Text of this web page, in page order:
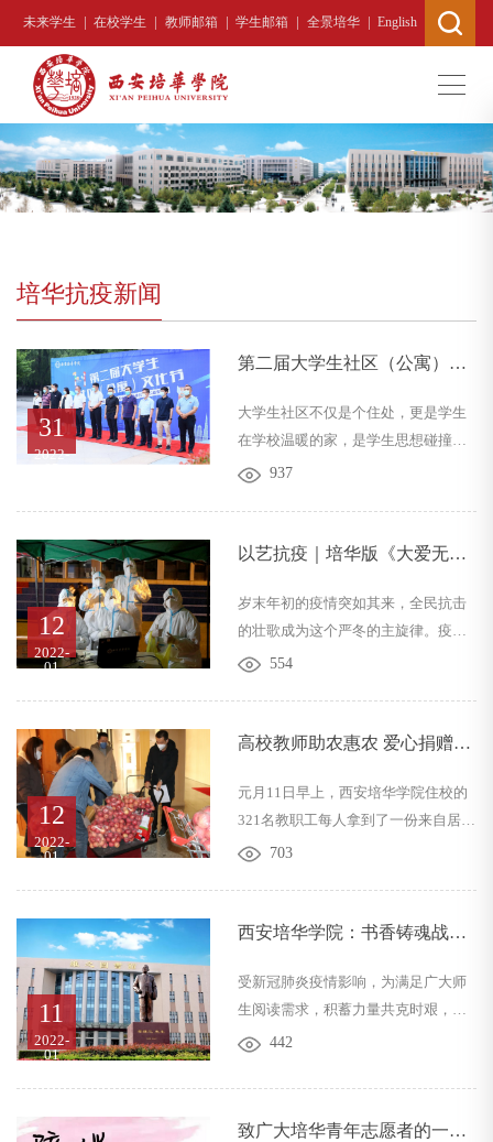
未来学生 | 在校学生 | 教师邮箱 | 学生邮箱 | 全景培华 | English
培华抗疫新闻
当前位置 : 首页 > “培”你一起同心抗疫 > 培华抗疫新闻
31
2022-
第二届大学生社区（公寓）文
大学生社区不仅是个住处，更是学生
在学校温暖的家，是学生思想碰撞、
生活休息、文化和情感交流的重要场
明素质教育的重要平台。为深入推进
公寓文明创建水平，优化社区育人功
能， 5月27日，由学生服务中心主
办，学生社区工作委员会承办的“第二
的主题是...
937
12
2022-
01
以艺抗疫｜培华版《大爱无
岁末年初的疫情突如其来，全民抗击
的壮歌成为这个严冬的主旋律。疫情
暴发以来，医务人员始终坚守，不畏
士进行爱心捐赠出手相助。学校领导
师、后勤等工作人员，全部奋战在校
园疫情防控第一线，他们是默默守护
师生的平凡人，他们是这场没有硝烟
控形势依然严...
554
12
2022-
01
高校教师助农惠农 爱心捐赠暖
元月11日早上，西安培华学院住校的
321名教职工每人拿到了一份来自居家
上网课同事们的助农捐赠产品。年末
蜜无法进入市场，滞销在手中，焦急
力资源管理专业教师江凤香在微信朋
友圈得知这个消息后，考虑到“奋战在
学校抗疫一线的同事们很辛苦，已经
给住校坚...
703
11
2022-
01
​西安培华学院：书香铸魂战疫
受新冠肺炎疫情影响，为满足广大师
生阅读需求，积蓄力量共克时艰，西
安培华学院维之图书馆通过线上线下
香能量，另一方面，组织党员、职工
身赴“疫”线支援，以实际行动支援学
442
致广大培华青年志愿者的一封